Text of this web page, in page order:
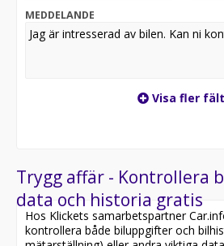
MEDDELANDE
Visa fler fält
Trygg affär - Kontrollera
data och historia gratis
Hos Klickets samarbetspartner
kontrollera både biluppgifter och